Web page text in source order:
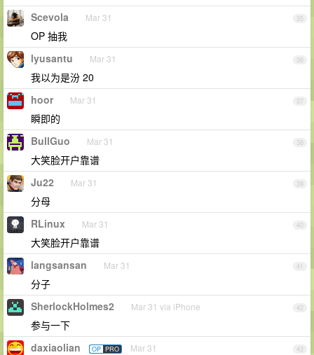
35
Scevola Mar 31
OP 抽我
36
lyusantu Mar 31
我以为是汾 20
37
hoor Mar 31
瞬即的
38
BullGuo Mar 31
大笑脸开户靠谱
39
Ju22 Mar 31
分母
40
RLinux Mar 31
大笑脸开户靠谱
41
langsansan Mar 31
分子
42
SherlockHolmes2 Mar 31 via iPhone
参与一下
43
daxiaolian OP PRO Mar 31